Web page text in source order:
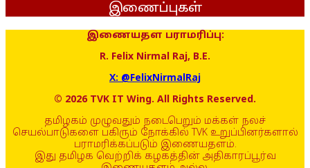
இணைப்புகள்
இணையதள பராமரிப்பு:
R. Felix Nirmal Raj, B.E.
X: @FelixNirmalRaj
© 2026 TVK IT Wing. All Rights Reserved.
தமிழகம் முழுவதும் நடைபெறும் மக்கள் நலச்
செயல்பாடுகளை பகிரும் நோக்கில் TVK உறுப்பினர்களால்
பராமரிக்கப்படும் இணையதளம்.
இது தமிழக வெற்றிக் கழகத்தின் அதிகாரப்பூர்வ